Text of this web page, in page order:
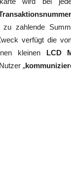
zahlende
verfügt die
kleinen LCD
„